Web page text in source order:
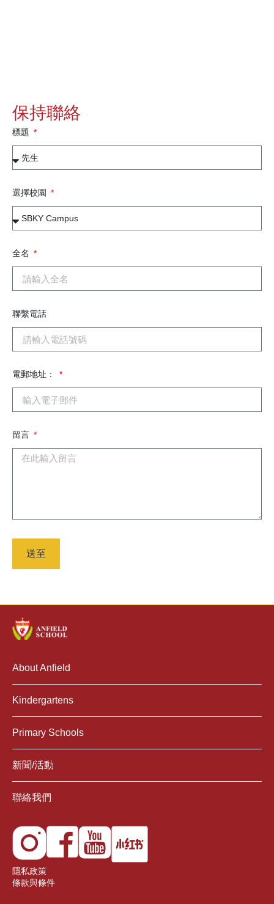
保持聯絡
標題
選擇校園
全名
聯繫電話
電郵地址：
留言
送至
About Anfield
Kindergartens
Primary Schools
新聞/活動
聯絡我們
隱私政策
條款與條件